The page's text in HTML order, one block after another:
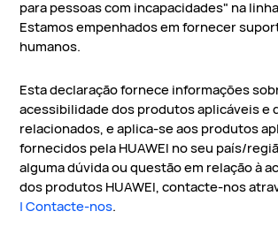
para pessoas com incapacidades" na
Estamos empenhados em fornecer
humanos.
Esta declaração fornece informações
acessibilidade dos produtos aplicáveis e
relacionados, e aplica-se aos produtos
fornecidos pela HUAWEI no seu país/
alguma dúvida ou questão em relação à
dos produtos HUAWEI, contacte-nos
| Contacte-nos.